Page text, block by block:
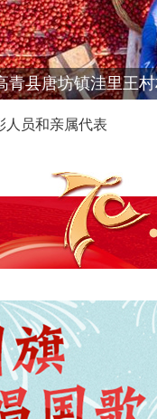
光伏扶贫电站
人员和亲属代表